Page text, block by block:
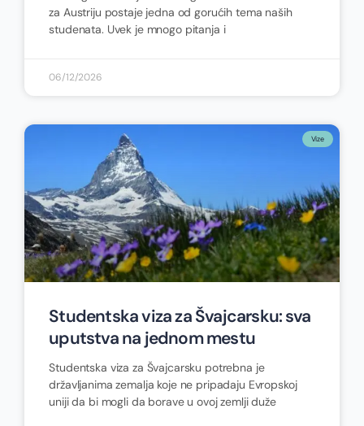
za Austriju postaje jedna od gorućih tema naših
studenata. Uvek je mnogo pitanja i
06/12/2026
Vize
Studentska viza za Švajcarsku: sva
uputstva na jednom mestu
Studentska viza za Švajcarsku potrebna je
državljanima zemalja koje ne pripadaju Evropskoj
uniji da bi mogli da borave u ovoj zemlji duže